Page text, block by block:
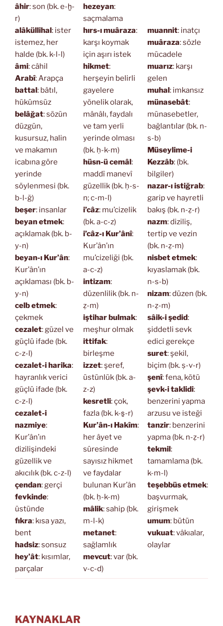
âhir: son (bk. e-ḫ-
r)
alâküllihal: ister
istemez, her
halde (bk. k-l-l)
âmi: câhil
Arabî: Arapça
battal: bâtıl,
hükümsüz
belâğat: sözün
düzgün,
kusursuz, halin
ve makamın
icabına göre
yerinde
söylenmesi (bk.
b-l-ğ)
beşer: insanlar
beyan etmek:
açıklamak (bk. b-
y-n)
beyan-ı Kur’ân:
Kur’ân’ın
açıklaması (bk. b-
y-n)
celb etmek:
çekmek
cezalet: güzel ve
güçlü ifade (bk.
c-z-l)
cezalet-i harika:
hayranlık verici
güçlü ifade (bk.
c-z-l)
cezalet-i
nazmiye:
Kur’ân’ın
dizilişindeki
güzellik ve
akıcılık (bk. c-z-l)
çendan: gerçi
fevkinde:
üstünde
fıkra: kısa yazı,
bent
hadsiz: sonsuz
hey’ât: kısımlar,
parçalar
hezeyan:
saçmalama
hırs-ı muâraza:
karşı koymak
için aşırı istek
hikmet:
herşeyin belirli
gayelere
yönelik olarak,
mânâlı, faydalı
ve tam yerli
yerinde olması
(bk. ḥ-k-m)
hüsn-ü cemâl:
maddî manevî
güzellik (bk. ḥ-s-
n; c-m-l)
i’câz: mu’cizelik
(bk. a-c-z)
i’câz-ı Kur’ânî:
Kur’ân’ın
mu’cizeliği (bk.
a-c-z)
intizam:
düzenlilik (bk. n-
ẓ-m)
iştihar bulmak:
meşhur olmak
ittifak:
birleşme
izzet: şeref,
üstünlük (bk. a-
z-z)
kesretli: çok,
fazla (bk. k-s̱-r)
Kur’ân-ı Hakîm:
her âyet ve
sûresinde
sayısız hikmet
ve faydalar
bulunan Kur’ân
(bk. ḥ-k-m)
mâlik: sahip (bk.
m-l-k)
metanet:
sağlamlık
mevcut: var (bk.
v-c-d)
muannit: inatçı
muâraza: sözle
mücadele
muarız: karşı
gelen
muhal: imkansız
münasebât:
münasebetler,
bağlantılar (bk. n-
s-b)
Müseylime-i
Kezzâb: (bk.
bilgiler)
nazar-ı istiğrab:
garip ve hayretli
bakış (bk. n-ẓ-r)
nazm: diziliş,
tertip ve vezin
(bk. n-ẓ-m)
nisbet etmek:
kıyaslamak (bk.
n-s-b)
nizam: düzen (bk.
n-ẓ-m)
sâik-i şedid:
şiddetli sevk
edici gerekçe
suret: şekil,
biçim (bk. ṣ-v-r)
şenî: fena, kötü
şevk-i taklidi:
benzerini yapma
arzusu ve isteği
tanzir: benzerini
yapma (bk. n-ẓ-r)
tekmil:
tamamlama (bk.
k-m-l)
teşebbüs etmek:
başvurmak,
girişmek
umum: bütün
vukuat: vâkıalar,
olaylar
KAYNAKLAR